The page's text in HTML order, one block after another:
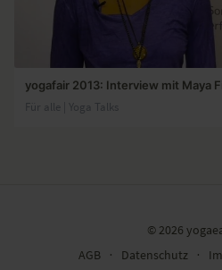
yogafair 2013: Interview mit Maya
Für alle | Yoga Talks
© 2026
AGB
∙ Datenschutz ∙